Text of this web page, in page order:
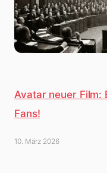
Avatar neuer Film:
Fans!
10. März 2026